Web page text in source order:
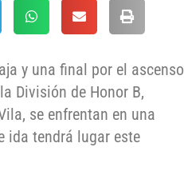
y una final por el ascenso
División de Honor B,
se enfrentan en una
ida tendrá lugar este